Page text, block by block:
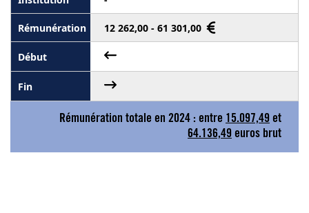
12 262,00 - 61 301,00
Rémunération totale en 2024 : entre 15.097,49 et
64.136,49 euros brut